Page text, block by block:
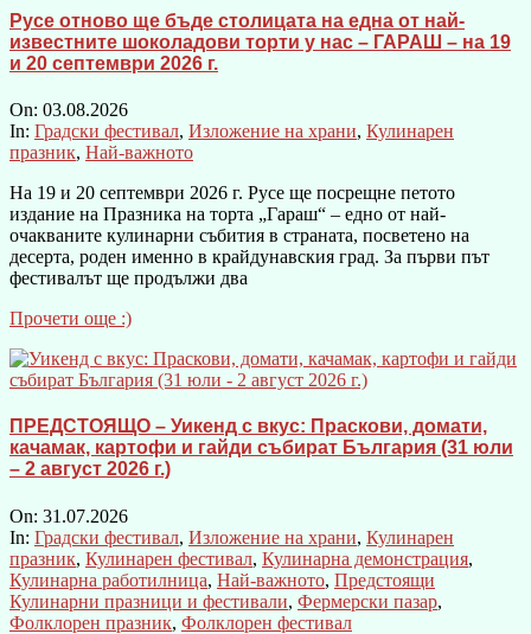
Русе отново ще бъде столицата на една от най-
известните шоколадови торти у нас – ГАРАШ – на 19
и 20 септември 2026 г.
On: 03.08.2026
In: Градски фестивал, Изложение на храни, Кулинарен
празник, Най-важното
На 19 и 20 септември 2026 г. Русе ще посрещне петото
издание на Празника на торта „Гараш“ – едно от най-
очакваните кулинарни събития в страната, посветено на
десерта, роден именно в крайдунавския град. За първи път
фестивалът ще продължи два
Прочети още :)
ПРЕДСТОЯЩО – Уикенд с вкус: Праскови, домати,
качамак, картофи и гайди събират България (31 юли
– 2 август 2026 г.)
On: 31.07.2026
In: Градски фестивал, Изложение на храни, Кулинарен
празник, Кулинарен фестивал, Кулинарна демонстрация,
Кулинарна работилница, Най-важното, Предстоящи
Кулинарни празници и фестивали, Фермерски пазар,
Фолклорен празник, Фолклорен фестивал